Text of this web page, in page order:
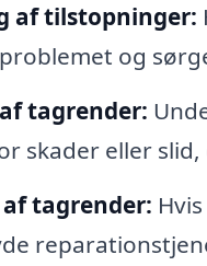
af tilstopninger:
og
tagrender:
skader eller
tagrender: